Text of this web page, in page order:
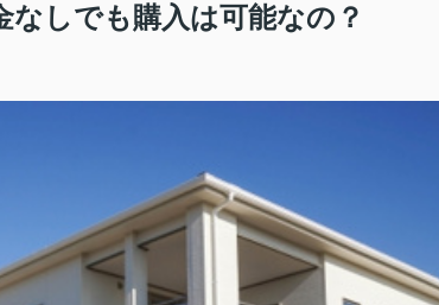
しでも購入は可能なの？